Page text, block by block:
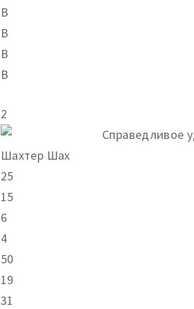
В
В
В
В
2
Шахтер Шах
25
15
6
4
50
19
31